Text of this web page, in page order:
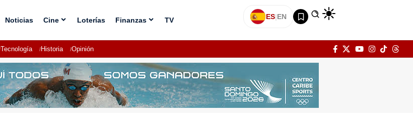
Noticias Cine Loterías Finanzas TV ES|EN
Tecnología Historia Opinión